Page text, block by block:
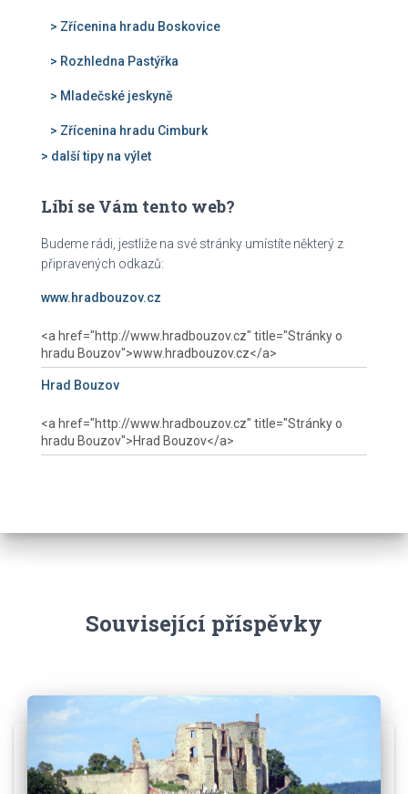
> Zřícenina hradu Boskovice
> Rozhledna Pastýřka
> Mladečské jeskyně
> Zřícenina hradu Cimburk
> další tipy na výlet
Líbí se Vám tento web?
Budeme rádi, jestliže na své stránky umístíte některý z
připravených odkazů:
www.hradbouzov.cz
Hrad Bouzov
Související příspěvky